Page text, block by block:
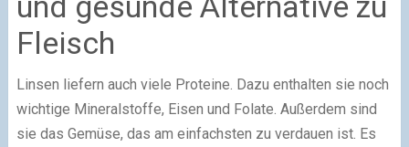
Fleisch
Linsen liefern auch viele Proteine. Dazu enthalten sie noch
wichtige Mineralstoffe, Eisen und Folate. Außerdem sind
sie das Gemüse, das am einfachsten zu verdauen ist. Es